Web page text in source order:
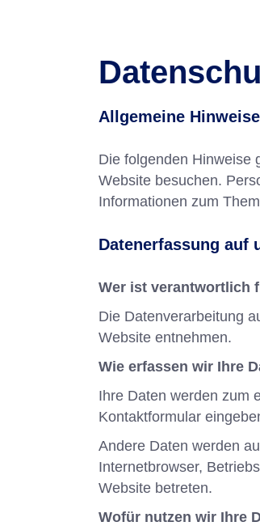
Allgemeine Hinweise
Die folgenden Hinweise
Website besuchen.
Informationen zum
Datenerfassung auf
Wer ist verantwortlich
Die Datenverarbeitung
Website entnehmen.
Wie erfassen wir Ihre
Ihre Daten werden zum
Kontaktformular
Andere Daten werden
Internetbrowser,
Website betreten.
Wofür nutzen wir Ihre